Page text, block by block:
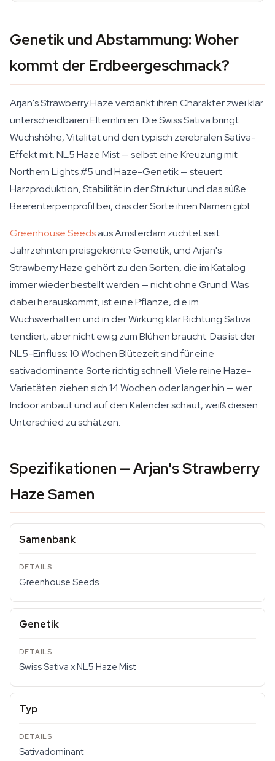
Genetik und Abstammung: Woher
kommt der Erdbeergeschmack?
Arjan's Strawberry Haze verdankt ihren Charakter zwei klar
unterscheidbaren Elternlinien. Die Swiss Sativa bringt
Wuchshöhe, Vitalität und den typisch zerebralen Sativa-
Effekt mit. NL5 Haze Mist — selbst eine Kreuzung mit
Northern Lights #5 und Haze-Genetik — steuert
Harzproduktion, Stabilität in der Struktur und das süße
Beerenterpenprofil bei, das der Sorte ihren Namen gibt.
Greenhouse Seedsaus Amsterdam züchtet seit
Jahrzehnten preisgekrönte Genetik, und Arjan's
Strawberry Haze gehört zu den Sorten, die im Katalog
immer wieder bestellt werden — nicht ohne Grund. Was
dabei herauskommt, ist eine Pflanze, die im
Wuchsverhalten und in der Wirkung klar Richtung Sativa
tendiert, aber nicht ewig zum Blühen braucht. Das ist der
NL5-Einfluss: 10 Wochen Blütezeit sind für eine
sativadominante Sorte richtig schnell. Viele reine Haze-
Varietäten ziehen sich 14 Wochen oder länger hin — wer
Indoor anbaut und auf den Kalender schaut, weiß diesen
Unterschied zu schätzen.
Spezifikationen — Arjan's Strawberry
Haze Samen
Samenbank
Greenhouse Seeds
Genetik
Swiss Sativa x NL5 Haze Mist
Typ
Sativadominant